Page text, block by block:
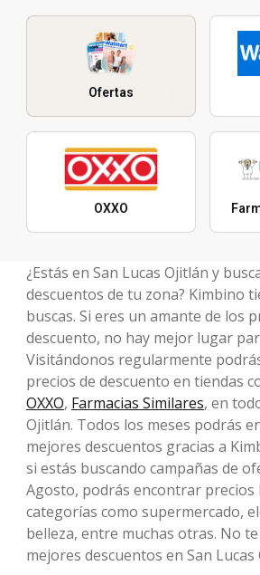
Ofertas
OXXO
¿Estás en San Lucas Ojitlán y
descuentos de tu zona? Kimbino
buscas. Si eres un amante de los
descuento, no hay mejor lugar
Visitándonos regularmente
precios de descuento en tiendas
OXXO, Farmacias Similares, en
Ojitlán. Todos los meses podrás
mejores descuentos gracias a
si estás buscando campañas de
Agosto, podrás encontrar precios
categorías como supermercado,
belleza, entre muchas otras. No
mejores descuentos en San Lucas